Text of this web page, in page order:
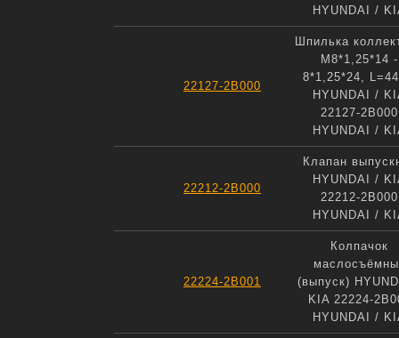
HYUNDAI /
22127-2B000
Шпилька
M8*1,25*14 -
8*1,25*24,
HYUNDAI /
22127-2B000
HYUNDAI /
22212-2B000
Клапан
HYUNDAI /
22212-2B000
HYUNDAI /
22224-2B001
Колпачок
(выпуск)
KIA 22224-
HYUNDAI /